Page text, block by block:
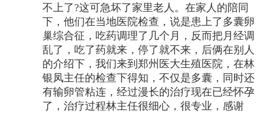
不上了?这可急坏了家里老人。在家人的陪同
下，他们在当地医院检查，说是患上了多囊卵
巢综合征，吃药调理了几个月，反而把月经调
乱了，吃了药就来，停了就不来，后俩在别人
的介绍下，我们来到郑州医大生殖医院，在林
银凤主任的检查下得知，不仅是多囊，同时还
有输卵管粘连，经过漫长的治疗现在已经怀孕
了，治疗过程林主任很细心，很专业，感谢